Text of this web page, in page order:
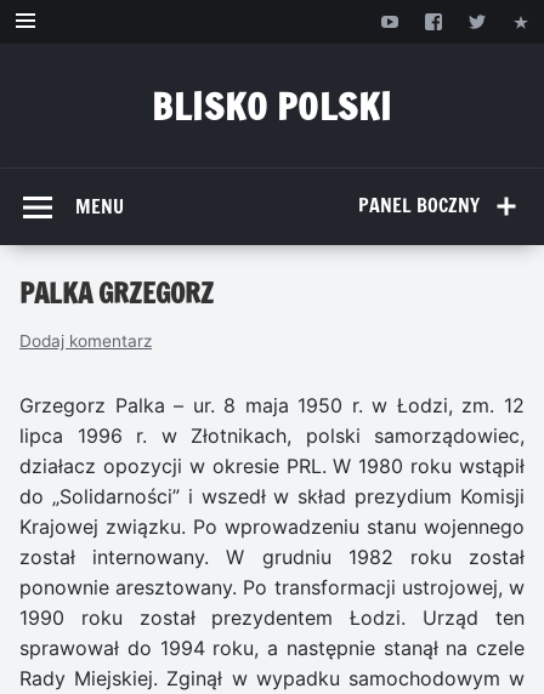
Przejdź
BLISKO POLSKI
PANEL BOCZNY
MENU
PALKA GRZEGORZ
Dodaj komentarz
Grzegorz Palka – ur. 8 maja 1950 r. w Łodzi, zm. 12
lipca 1996 r. w Złotnikach, polski samorządowiec,
działacz opozycji w okresie PRL. W 1980 roku wstąpił
do „Solidarności” i wszedł w skład prezydium Komisji
Krajowej związku. Po wprowadzeniu stanu wojennego
został internowany. W grudniu 1982 roku został
ponownie aresztowany. Po transformacji ustrojowej, w
1990 roku został prezydentem Łodzi. Urząd ten
sprawował do 1994 roku, a następnie stanął na czele
Rady Miejskiej. Zginął w wypadku samochodowym w